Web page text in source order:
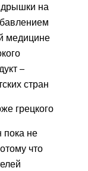
на
медицине
–
стран
грецкого
пока не
что